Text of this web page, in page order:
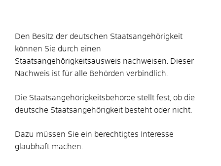
Den Besitz der deutschen Staatsangehörigkeit
können Sie durch einen
Staatsangehörigkeitsausweis nachweisen. Dieser
Nachweis ist für alle Behörden verbindlich.
Die Staatsangehörigkeitsbehörde stellt fest, ob die
deutsche Staatsangehörigkeit besteht oder nicht.
Dazu müssen Sie ein berechtigtes Interesse
glaubhaft machen.